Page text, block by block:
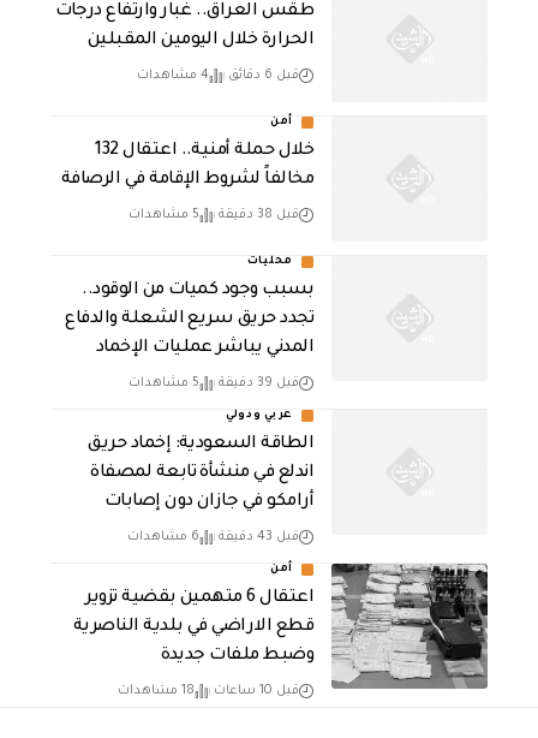
طقس العراق.. غبار وارتفاع درجات
الحرارة خلال اليومين المقبلين
قبل 6 دقائق 4 مشاهدات
أمن
خلال حملة أمنية.. اعتقال 132
مخالفاً لشروط الإقامة في الرصافة
قبل 38 دقيقة 5 مشاهدات
محليات
بسبب وجود كميات من الوقود..
تجدد حريق سريع الشعلة والدفاع
المدني يباشر عمليات الإخماد
قبل 39 دقيقة 5 مشاهدات
عربي ودولي
‏الطاقة السعودية: إخماد حريق
اندلع في منشأة تابعة لمصفاة
أرامكو في جازان دون إصابات
قبل 43 دقيقة 6 مشاهدات
أمن
اعتقال 6 متهمين بقضية تزوير
قطع الاراضي في بلدية الناصرية
وضبط ملفات جديدة
قبل 10 ساعات 18 مشاهدات